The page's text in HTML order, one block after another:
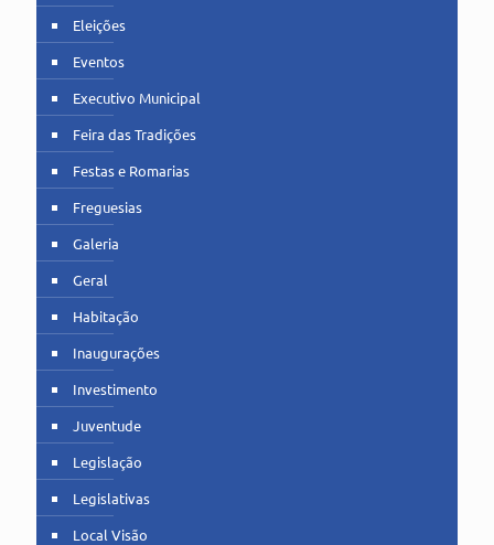
Eleições
Eventos
Executivo Municipal
Feira das Tradições
Festas e Romarias
Freguesias
Galeria
Geral
Habitação
Inaugurações
Investimento
Juventude
Legislação
Legislativas
Local Visão